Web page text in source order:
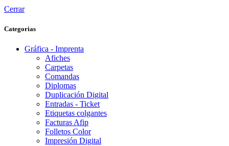
Cerrar
Categorias
Gráfica - Imprenta
Afiches
Carpetas
Comandas
Diplomas
Duplicación Digital
Entradas - Ticket
Etiquetas colgantes
Facturas Afip
Folletos Color
Impresión Digital